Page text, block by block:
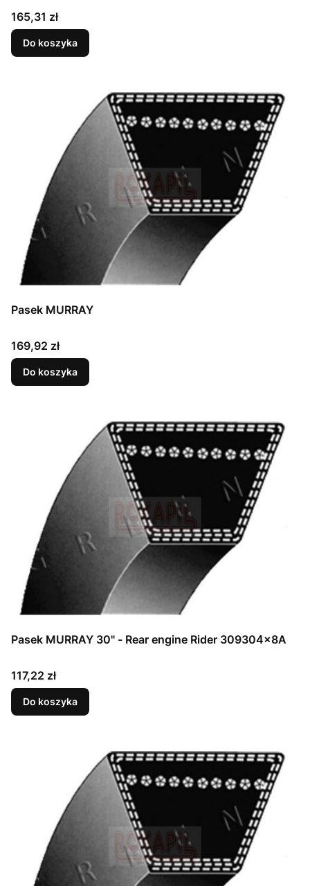
Cena
165,31 zł
Do koszyka
Pasek MURRAY
Cena
169,92 zł
Do koszyka
Pasek MURRAY 30" - Rear engine Rider 309304x8A
Cena
117,22 zł
Do koszyka